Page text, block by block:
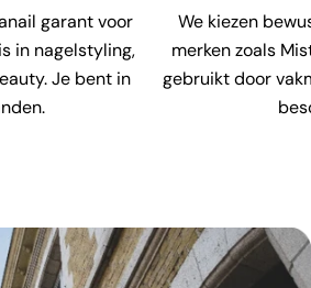
garant voor
in nagelstyling,
Je bent in
We kiezen
merken zoals
gebruikt door